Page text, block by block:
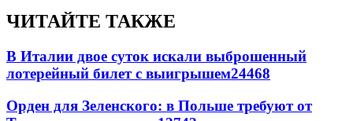
ЧИТАЙТЕ ТАКЖЕ
В Италии двое суток искали выброшенный
лотерейный билет с выигрышем24468
Орден для Зеленского: в Польше требуют от